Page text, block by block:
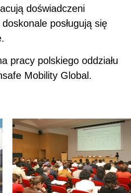
doświadczeni
posługują się
pracy polskiego oddziału
Mobility Global.